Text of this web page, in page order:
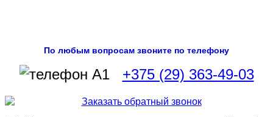
По любым вопросам звоните по телефону
+375 (29) 363-49-03